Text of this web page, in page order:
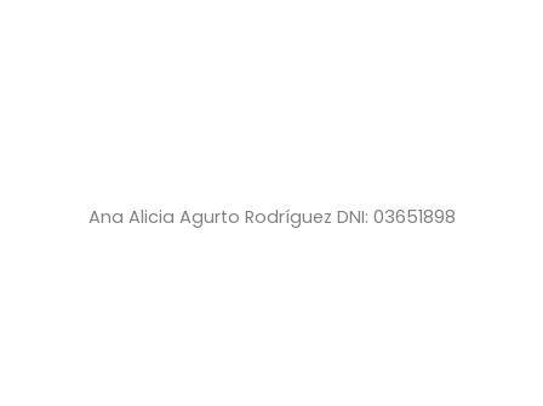
Ana Alicia Agurto Rodríguez DNI: 03651898